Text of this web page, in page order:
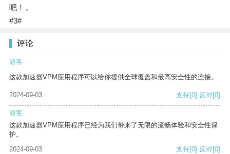
吧！。
#3#
评论
游客
这款加速器VPM应用程序可以给你提供全球覆盖和最高安全性的连接。
2024-09-03 支持[0] 反对[0]
游客
这款加速器VPM应用程序已经为我们带来了无限的流畅体验和安全性保
护。
2024-09-03
支持[0] 反对[0]